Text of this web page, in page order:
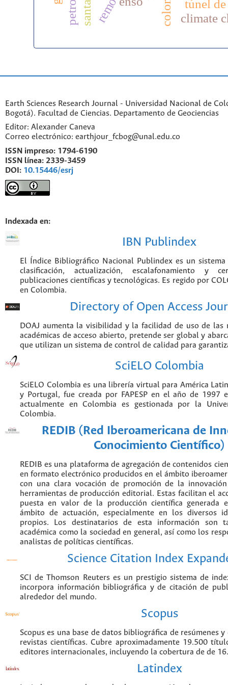
túnel
climate
Earth Sciences Research Journal - Universidad Nacional de
Bogotá). Facultad de Ciencias. Departamento de Geociencias
Editor: Alexander Caneva
Correo electrónico: earthjour_fcbog@unal.edu.co
ISSN impreso: 1794-6190
ISSN línea: 2339-3459
DOI: 10.15446/esrj
Indexada en:
IBN Publindex
El Índice Bibliográfico Nacional Publindex es un
clasificación, actualización, escalafonamiento y
publicaciones científicas y tecnológicas. Es regido por
en Colombia.
Directory of Open Access
DOAJ aumenta la visibilidad y la facilidad de uso de las
académicas de acceso abierto, pretende ser global y
que utilizan un sistema de control de calidad para
SciELO Colombia
SciELO Colombia es una librería virtual para América
y Portugal, fue creada por FAPESP en el año de 1997
actualmente en Colombia es gestionada por la
Colombia.
REDIB (Red Iberoamericana de
Conocimiento Científico)
REDIB es una plataforma de agregación de contenidos
en formato electrónico producidos en el ámbito
con una clara vocación de promoción de la
herramientas de producción editorial. Estas facilitan el
puesta en valor de la producción científica generada
ámbito de actuación, especialmente en los diversos
propios. Los destinatarios de esta información son
académica como la sociedad en general, así como los
analistas de políticas científicas.
Science Citation Index
SCI de Thomson Reuters es un prestigio sistema de
incorpora información bibliográfica y de citación de
alrededor del mundo.
Scopus
Scopus es una base de datos bibliográfica de resúmenes
revistas científicas. Cubre aproximadamente 19.500
editores internacionales, incluyendo la cobertura de de
Latindex